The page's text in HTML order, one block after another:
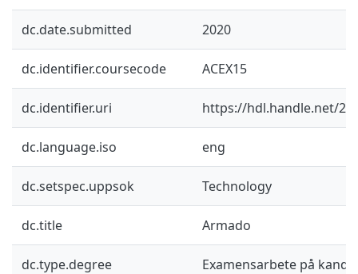
dc.date.submitted 2020
dc.identifier.coursecode ACEX15
dc.identifier.uri https://hdl.handle.net/
dc.language.iso eng
dc.setspec.uppsok Technology
dc.title Armado
dc.type.degree Examensarbete på